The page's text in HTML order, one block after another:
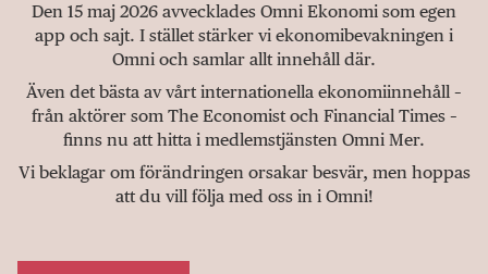
Den 15 maj 2026 avvecklades Omni Ekonomi som egen
app och sajt. I stället stärker vi ekonomibevakningen i
Omni och samlar allt innehåll där.
Även det bästa av vårt internationella ekonomiinnehåll –
från aktörer som The Economist och Financial Times –
finns nu att hitta i medlemstjänsten Omni Mer.
Vi beklagar om förändringen orsakar besvär, men hoppas
att du vill följa med oss in i Omni!